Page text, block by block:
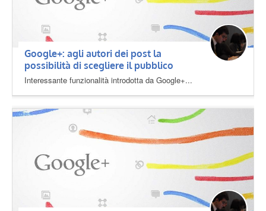
Google+: agli autori dei post la
possibilità di scegliere il pubblico
Interessante funzionalità introdotta da Google+...